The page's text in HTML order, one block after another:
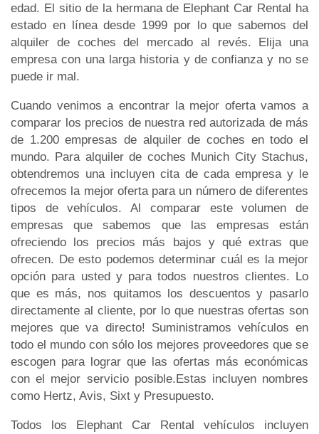
edad. El sitio de la hermana de Elephant Car Rental ha
estado en línea desde 1999 por lo que sabemos del
alquiler de coches del mercado al revés. Elija una
empresa con una larga historia y de confianza y no se
puede ir mal.
Cuando venimos a encontrar la mejor oferta vamos a
comparar los precios de nuestra red autorizada de más
de 1.200 empresas de alquiler de coches en todo el
mundo. Para alquiler de coches Munich City Stachus,
obtendremos una incluyen cita de cada empresa y le
ofrecemos la mejor oferta para un número de diferentes
tipos de vehículos. Al comparar este volumen de
empresas que sabemos que las empresas están
ofreciendo los precios más bajos y qué extras que
ofrecen. De esto podemos determinar cuál es la mejor
opción para usted y para todos nuestros clientes. Lo
que es más, nos quitamos los descuentos y pasarlo
directamente al cliente, por lo que nuestras ofertas son
mejores que va directo! Suministramos vehículos en
todo el mundo con sólo los mejores proveedores que se
escogen para lograr que las ofertas más económicas
con el mejor servicio posible.Estas incluyen nombres
como Hertz, Avis, Sixt y Presupuesto.
Todos los Elephant Car Rental vehículos incluyen